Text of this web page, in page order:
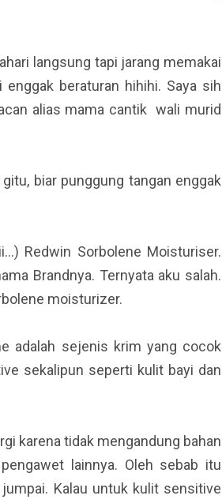
langsung tapi jarang memakai
beraturan hihihi. Saya sih
alias mama cantik wali murid
biar punggung tangan enggak
Redwin Sorbolene Moisturiser.
Brandnya. Ternyata aku salah.
moisturizer.
adalah sejenis krim yang cocok
sekalipun seperti kulit bayi dan
karena tidak mengandung bahan
lainnya. Oleh sebab itu
Kalau untuk kulit sensitive